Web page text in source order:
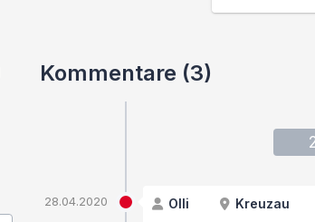
Kommentare (3)
28.04.2020 Olli Kreuzau